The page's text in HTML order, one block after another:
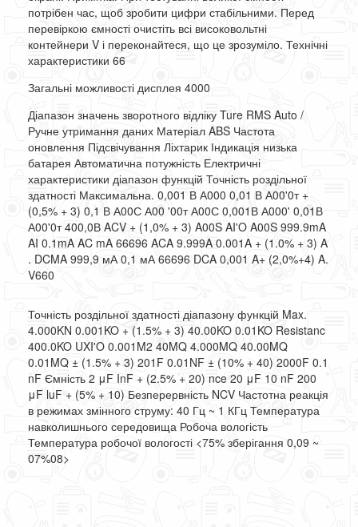
потрібен час, щоб зробити цифри стабільними. Перед
перевіркою ємності очистіть всі високовольтні
контейнери V і переконайтеся, що це зрозуміло. Технічні
характеристики 66
Загальні можливості дисплея 4000
Діапазон значень зворотного відліку Ture RMS Auto /
Ручне утримання даних Матеріал ABS Частота
оновлення Підсвічування Ліхтарик Індикація низька
батарея Автоматична потужність Електричні
характеристики діапазон функцій Точність роздільної
здатності Максимальна. 0,001 В А000 0,01 В А00'0т +
(0,5% + 3) 0,1 В А00С А00 '00т А00С 0,001В А000' 0,01В
А00'0т 400,0В ACV + (1,0% + 3) A00S AI'O A00S 999.9mA
AI 0.1mA AC mA 66696 ACA 9.999A 0.001A + (1.0% + 3) A
. DCMA 999,9 мА 0,1 мА 66696 DCA 0,001 A+ (2,0%+4) A.
V660
Точність роздільної здатності діапазону функцій Max.
4.000KN 0.001KO + (1.5% + 3) 40.00KO 0.01KO Resistanc
400.0KO UXI'O 0.001M2 40MQ 4.000MQ 40.00MQ
0.01MQ ± (1.5% + 3) 201F 0.01NF ± (10% + 40) 2000F 0.1
nF Ємність 2 μF InF + (2.5% + 20) nce 20 μF 10 nF 200
μF luF + (5% + 10) Безперервність NCV Частотна реакція
в режимах змінного струму: 40 Гц ~ 1 КГц Температура
навколишнього середовища Робоча вологість
Температура робочої вологості <75% зберігання 0,09 ~
07%08>